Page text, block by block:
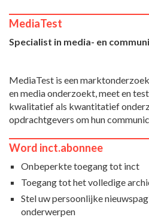
MediaTest
Specialist in media- en
MediaTest is een
en media onderzoekt, meet en
kwalitatief als kwantitatief
opdrachtgevers om hun
Word inct.abonnee
Onbeperkte toegang tot inct
Toegang tot het volledige
Stel uw persoonlijke
onderwerpen